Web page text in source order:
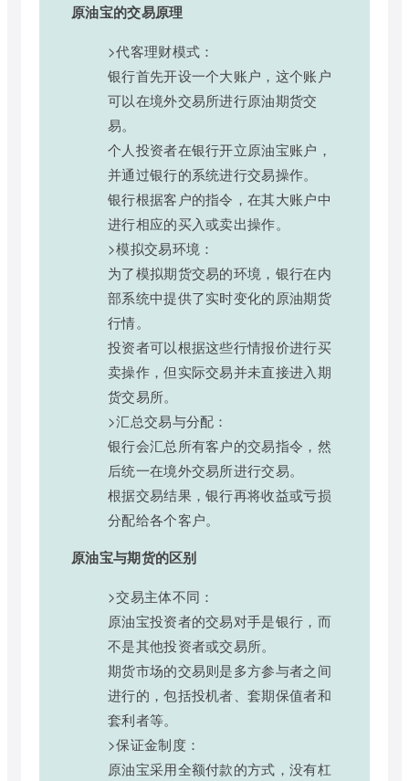
原油宝的交易原理
>代客理财模式：
银行首先开设一个大账户，这个账户
可以在境外交易所进行原油期货交
易。
个人投资者在银行开立原油宝账户，
并通过银行的系统进行交易操作。
银行根据客户的指令，在其大账户中
进行相应的买入或卖出操作。
>模拟交易环境：
为了模拟期货交易的环境，银行在内
部系统中提供了实时变化的原油期货
行情。
投资者可以根据这些行情报价进行买
卖操作，但实际交易并未直接进入期
货交易所。
>汇总交易与分配：
银行会汇总所有客户的交易指令，然
后统一在境外交易所进行交易。
根据交易结果，银行再将收益或亏损
分配给各个客户。
原油宝与期货的区别
>交易主体不同：
原油宝投资者的交易对手是银行，而
不是其他投资者或交易所。
期货市场的交易则是多方参与者之间
进行的，包括投机者、套期保值者和
套利者等。
>保证金制度：
原油宝采用全额付款的方式，没有杠